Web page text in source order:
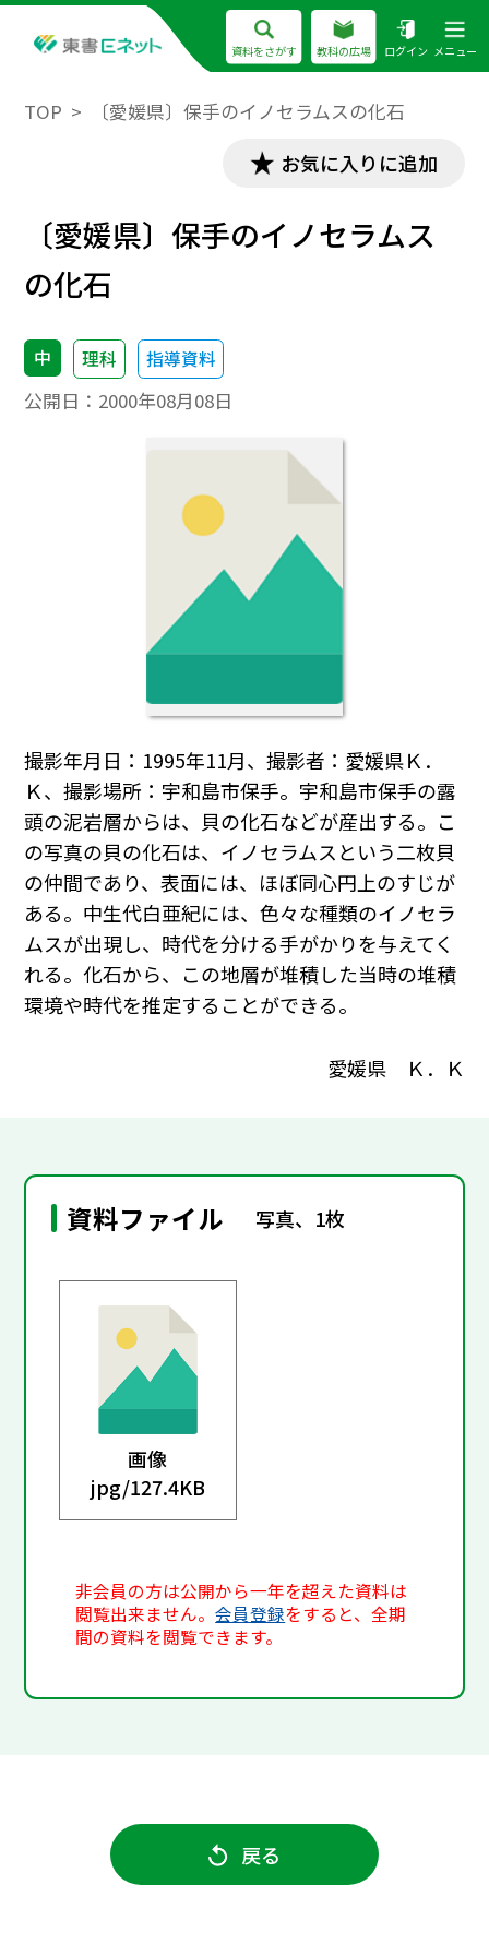
資料をさがす 教科の広場 ログイン メニュー
TOP 〔愛媛県〕保手のイノセラムスの化石
お気に入りに追加
〔愛媛県〕保手のイノセラムス
の化石
中 理科 指導資料
公開日： 2000年08月08日
撮影年月日：1995年11月、撮影者：愛媛県Ｋ．
Ｋ、撮影場所：宇和島市保手。宇和島市保手の露
頭の泥岩層からは、貝の化石などが産出する。こ
の写真の貝の化石は、イノセラムスという二枚貝
の仲間であり、表面には、ほぼ同心円上のすじが
ある。中生代白亜紀には、色々な種類のイノセラ
ムスが出現し、時代を分ける手がかりを与えてく
れる。化石から、この地層が堆積した当時の堆積
環境や時代を推定することができる。
愛媛県 Ｋ．Ｋ
資料ファイル 写真、1枚
画像
jpg/127.4KB
非会員の方は公開から一年を超えた資料は
閲覧出来ません。会員登録をすると、全期
間の資料を閲覧できます。
戻る